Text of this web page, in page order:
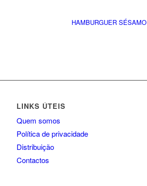
HAMBURGUER SÉSAMO
LINKS ÚTEIS
Quem somos
Política de privacidade
Distribuição
Contactos